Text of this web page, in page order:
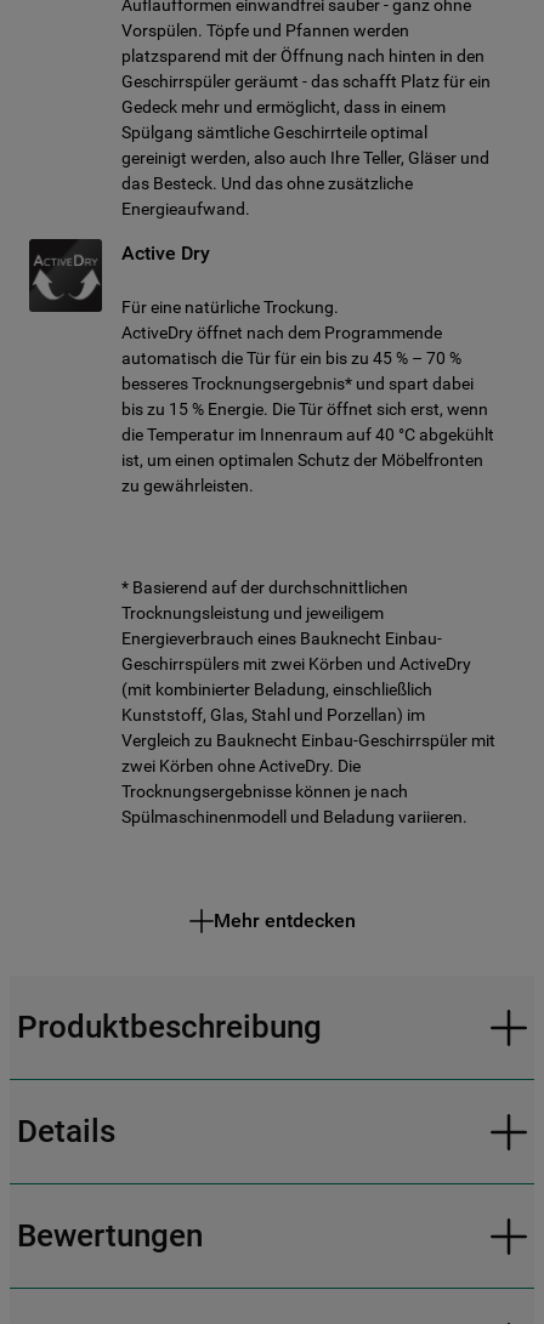
Auflaufformen einwandfrei sauber - ganz ohne
Vorspülen. Töpfe und Pfannen werden
platzsparend mit der Öffnung nach hinten in den
Geschirrspüler geräumt - das schafft Platz für ein
Gedeck mehr und ermöglicht, dass in einem
Spülgang sämtliche Geschirrteile optimal
gereinigt werden, also auch Ihre Teller, Gläser und
das Besteck. Und das ohne zusätzliche
Energieaufwand.
Active Dry
Für eine natürliche Trockung.
ActiveDry öffnet nach dem Programmende
automatisch die Tür für ein bis zu 45 % – 70 %
besseres Trocknungsergebnis* und spart dabei
bis zu 15 % Energie. Die Tür öffnet sich erst, wenn
die Temperatur im Innenraum auf 40 °C abgekühlt
ist, um einen optimalen Schutz der Möbelfronten
zu gewährleisten.
* Basierend auf der durchschnittlichen
Trocknungsleistung und jeweiligem
Energieverbrauch eines Bauknecht Einbau-
Geschirrspülers mit zwei Körben und ActiveDry
(mit kombinierter Beladung, einschließlich
Kunststoff, Glas, Stahl und Porzellan) im
Vergleich zu Bauknecht Einbau-Geschirrspüler mit
zwei Körben ohne ActiveDry. Die
Trocknungsergebnisse können je nach
Spülmaschinenmodell und Beladung variieren.
Mehr entdecken
Produktbeschreibung
Details
Bewertungen